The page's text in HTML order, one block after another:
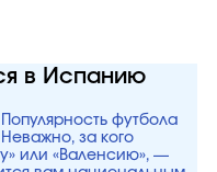
в Испанию
футбола
за кого
или «Валенсию», —